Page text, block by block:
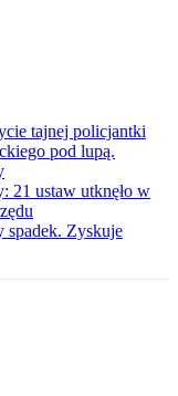
tajnej policjantki
pod lupą.
21 ustaw utknęło w
spadek. Zyskuje